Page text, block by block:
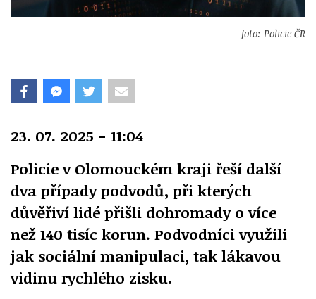
foto: Policie ČR
23. 07. 2025 - 11:04
Policie v Olomouckém kraji řeší další
dva případy podvodů, při kterých
důvěřiví lidé přišli dohromady o více
než 140 tisíc korun. Podvodníci využili
jak sociální manipulaci, tak lákavou
vidinu rychlého zisku.